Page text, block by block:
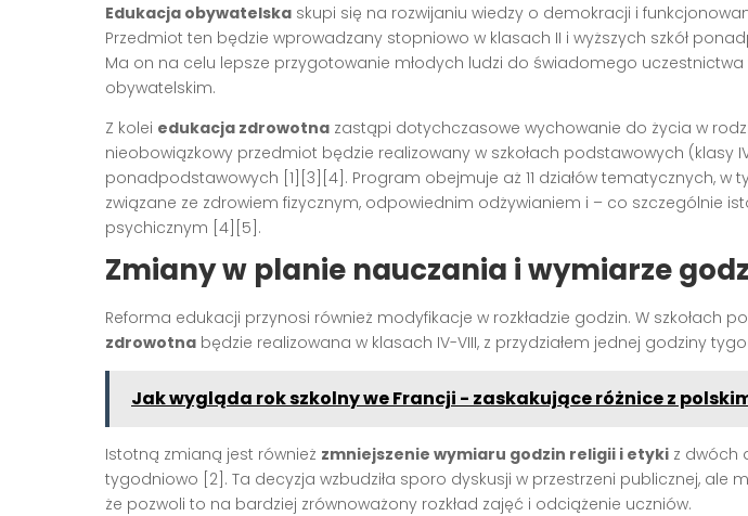
Edukacja obywatelska skupi się na rozwijaniu wiedzy o demokracji i
Przedmiot ten będzie wprowadzany stopniowo w klasach II i wyższych szkół
Ma on na celu lepsze przygotowanie młodych ludzi do świadomego uczestnictwa
obywatelskim.
Z kolei edukacja zdrowotna zastąpi dotychczasowe wychowanie do życia w
nieobowiązkowy przedmiot będzie realizowany w szkołach podstawowych (klasy
ponadpodstawowych [1][3][4]. Program obejmuje aż 11 działów tematycznych, w
związane ze zdrowiem fizycznym, odpowiednim odżywianiem i – co szczególnie
psychicznym [4][5].
Zmiany w planie nauczania i wymiarze
Reforma edukacji przynosi również modyfikacje w rozkładzie godzin. W szkołach
zdrowotna będzie realizowana w klasach IV-VIII, z przydziałem jednej godziny
Jak wygląda rok szkolny we Francji - zaskakujące różnice z
Istotną zmianą jest również zmniejszenie wymiaru godzin religii i etyki z dwóch
tygodniowo [2]. Ta decyzja wzbudziła sporo dyskusji w przestrzeni publicznej, ale
że pozwoli to na bardziej zrównoważony rozkład zajęć i odciążenie uczniów.